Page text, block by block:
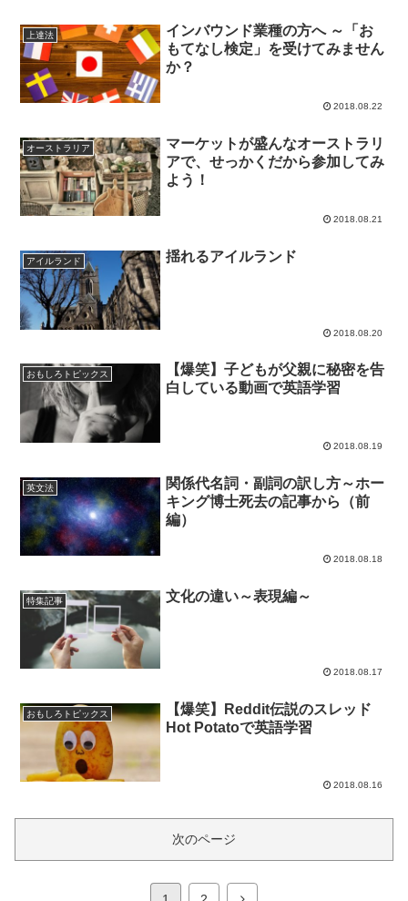
上達法
インバウンド業種の方へ ～「お
もてなし検定」を受けてみません
か？
2018.08.22
オーストラリア
マーケットが盛んなオーストラリ
アで、せっかくだから参加してみ
よう！
2018.08.21
アイルランド 揺れるアイルランド
2018.08.20
おもしろトピックス
【爆笑】子どもが父親に秘密を告
白している動画で英語学習
2018.08.19
英文法
関係代名詞・副詞の訳し方～ホー
キング博士死去の記事から（前
編）
2018.08.18
特集記事 文化の違い～表現編～
2018.08.17
おもしろトピックス
【爆笑】Reddit伝説のスレッド
Hot Potatoで英語学習
2018.08.16
次のページ